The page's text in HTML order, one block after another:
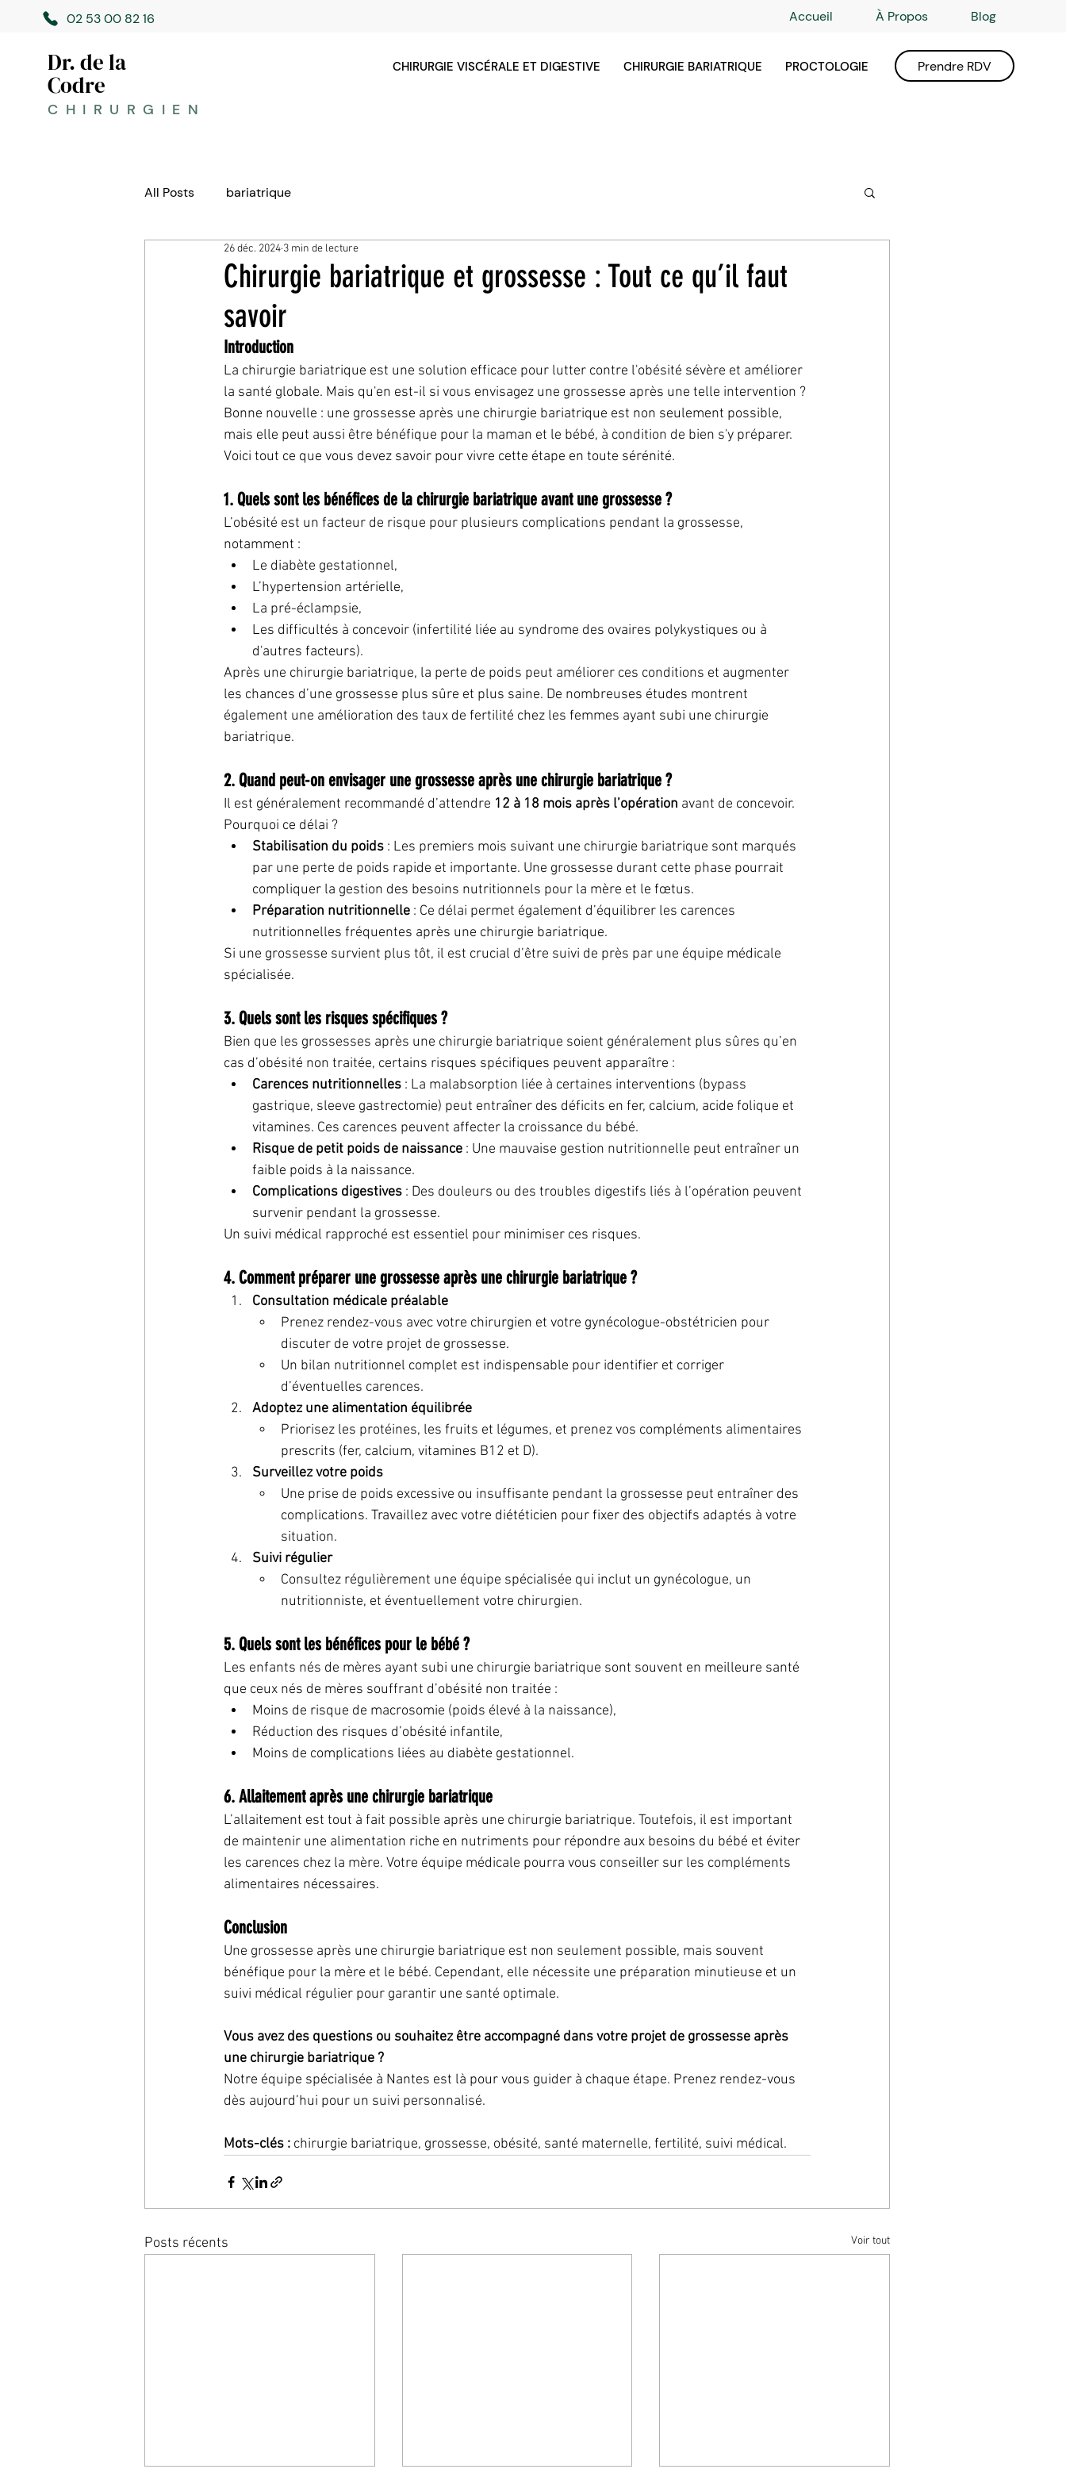
02 53 00 82 16 Accueil À Propos Blog
Dr. de la
Codre
CHIRURGIEN
CHIRURGIE VISCÉRALE ET DIGESTIVE CHIRURGIE BARIATRIQUE PROCTOLOGIE Prendre RDV
All Posts bariatrique
Chirurgie bariatrique et grossesse : Tout ce qu’il faut
savoir
26 déc. 2024 3 min de lecture
Introduction
La chirurgie bariatrique est une solution efficace pour lutter contre l'obésité sévère et améliorer
la santé globale. Mais qu'en est-il si vous envisagez une grossesse après une telle intervention ?
Bonne nouvelle : une grossesse après une chirurgie bariatrique est non seulement possible,
mais elle peut aussi être bénéfique pour la maman et le bébé, à condition de bien s'y préparer.
Voici tout ce que vous devez savoir pour vivre cette étape en toute sérénité.
1. Quels sont les bénéfices de la chirurgie bariatrique avant une grossesse ?
L’obésité est un facteur de risque pour plusieurs complications pendant la grossesse,
notamment :
Le diabète gestationnel,
L’hypertension artérielle,
La pré-éclampsie,
Les difficultés à concevoir (infertilité liée au syndrome des ovaires polykystiques ou à
d'autres facteurs).
Après une chirurgie bariatrique, la perte de poids peut améliorer ces conditions et augmenter
les chances d’une grossesse plus sûre et plus saine. De nombreuses études montrent
également une amélioration des taux de fertilité chez les femmes ayant subi une chirurgie
bariatrique.
2. Quand peut-on envisager une grossesse après une chirurgie bariatrique ?
Il est généralement recommandé d’attendre 12 à 18 mois après l’opération avant de concevoir.
Pourquoi ce délai ?
Stabilisation du poids : Les premiers mois suivant une chirurgie bariatrique sont marqués
par une perte de poids rapide et importante. Une grossesse durant cette phase pourrait
compliquer la gestion des besoins nutritionnels pour la mère et le fœtus.
Préparation nutritionnelle : Ce délai permet également d’équilibrer les carences
nutritionnelles fréquentes après une chirurgie bariatrique.
Si une grossesse survient plus tôt, il est crucial d’être suivi de près par une équipe médicale
spécialisée.
3. Quels sont les risques spécifiques ?
Bien que les grossesses après une chirurgie bariatrique soient généralement plus sûres qu’en
cas d’obésité non traitée, certains risques spécifiques peuvent apparaître :
Carences nutritionnelles : La malabsorption liée à certaines interventions (bypass
gastrique, sleeve gastrectomie) peut entraîner des déficits en fer, calcium, acide folique et
vitamines. Ces carences peuvent affecter la croissance du bébé.
Risque de petit poids de naissance : Une mauvaise gestion nutritionnelle peut entraîner un
faible poids à la naissance.
Complications digestives : Des douleurs ou des troubles digestifs liés à l’opération peuvent
survenir pendant la grossesse.
Un suivi médical rapproché est essentiel pour minimiser ces risques.
4. Comment préparer une grossesse après une chirurgie bariatrique ?
Consultation médicale préalable
Prenez rendez-vous avec votre chirurgien et votre gynécologue-obstétricien pour
discuter de votre projet de grossesse.
Un bilan nutritionnel complet est indispensable pour identifier et corriger
d’éventuelles carences.
Adoptez une alimentation équilibrée
Priorisez les protéines, les fruits et légumes, et prenez vos compléments alimentaires
prescrits (fer, calcium, vitamines B12 et D).
Surveillez votre poids
Une prise de poids excessive ou insuffisante pendant la grossesse peut entraîner des
complications. Travaillez avec votre diététicien pour fixer des objectifs adaptés à votre
situation.
Suivi régulier
Consultez régulièrement une équipe spécialisée qui inclut un gynécologue, un
nutritionniste, et éventuellement votre chirurgien.
5. Quels sont les bénéfices pour le bébé ?
Les enfants nés de mères ayant subi une chirurgie bariatrique sont souvent en meilleure santé
que ceux nés de mères souffrant d’obésité non traitée :
Moins de risque de macrosomie (poids élevé à la naissance),
Réduction des risques d’obésité infantile,
Moins de complications liées au diabète gestationnel.
6. Allaitement après une chirurgie bariatrique
L’allaitement est tout à fait possible après une chirurgie bariatrique. Toutefois, il est important
de maintenir une alimentation riche en nutriments pour répondre aux besoins du bébé et éviter
les carences chez la mère. Votre équipe médicale pourra vous conseiller sur les compléments
alimentaires nécessaires.
Conclusion
Une grossesse après une chirurgie bariatrique est non seulement possible, mais souvent
bénéfique pour la mère et le bébé. Cependant, elle nécessite une préparation minutieuse et un
suivi médical régulier pour garantir une santé optimale.
Vous avez des questions ou souhaitez être accompagné dans votre projet de grossesse après
une chirurgie bariatrique ?
Notre équipe spécialisée à Nantes est là pour vous guider à chaque étape. Prenez rendez-vous
dès aujourd’hui pour un suivi personnalisé.
Mots-clés : chirurgie bariatrique, grossesse, obésité, santé maternelle, fertilité, suivi médical.
Posts récents Voir tout